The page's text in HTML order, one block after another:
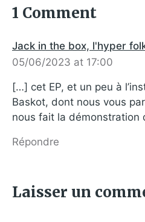
1 Comment
Jack in the box, l'hyper
05/06/2023 at 17:00
[…] cet EP, et un peu à
Baskot, dont nous vous
nous fait la
Répondre
Laisser un